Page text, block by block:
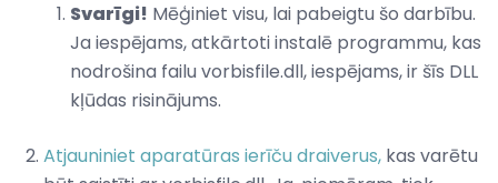
Svarīgi! Mēģiniet visu, lai pabeigtu šo darbību.
Ja iespējams, atkārtoti instalē programmu, kas
nodrošina failu vorbisfile.dll, iespējams, ir šīs DLL
kļūdas risinājums.
Atjauniniet aparatūras ierīču draiverus, kas varētu